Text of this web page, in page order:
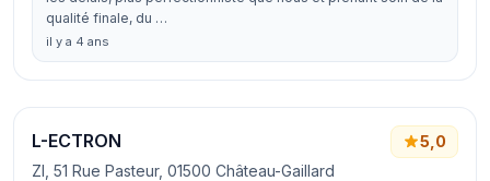
qualité finale, du …
il y a 4 ans
L-ECTRON
ZI, 51 Rue Pasteur, 01500 Château-Gaillard
5,0